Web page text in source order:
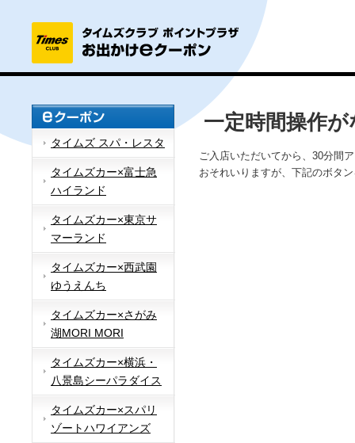
タイムズ スパ・レスタ
タイムズカー×富士急
ハイランド
タイムズカー×東京サ
マーランド
タイムズカー×西武園
ゆうえんち
タイムズカー×さがみ
湖MORI MORI
タイムズカー×横浜・
八景島シーパラダイス
タイムズカー×スパリ
ゾートハワイアンズ
一定時間操作
ご入店いただいてから、30分間
おそれいりますが、下記のボタ